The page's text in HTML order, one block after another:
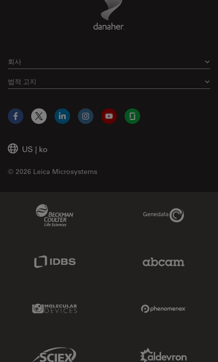
회사
법적 고지
US | ko
© 2026 Leica Microsystems
Facebook
X LinkedInInstagramYouTubeGlassdoor
Genedata Link
IDBS Link
Molecular Devices Link
Sciex Link